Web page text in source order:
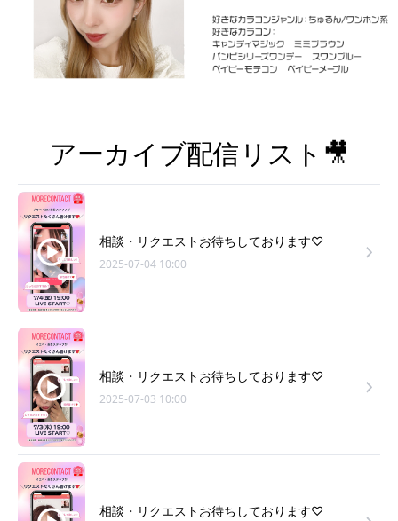
アーカイブ配信リスト🎥
相談・リクエストお待ちしております♡
2025-07-04 10:00
相談・リクエストお待ちしております♡
2025-07-03 10:00
相談・リクエストお待ちしております♡